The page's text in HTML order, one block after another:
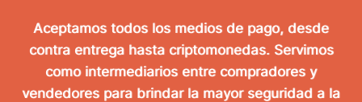
Aceptamos todos los medios de pago, desde
contra entrega hasta criptomonedas. Servimos
como intermediarios entre compradores y
vendedores para brindar la mayor seguridad a la